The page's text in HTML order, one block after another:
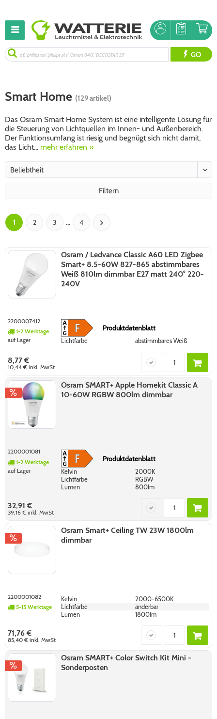
GO
Smart Home (129 artikel)
Das Osram Smart Home System ist eine intelligente Lösung für
die Steuerung von Lichtquellen im Innen- und Außenbereich.
Der Funktionsumfang ist riesig und begnügt sich nicht damit,
das Licht... mehr erfahren »
Filtern
1 2 3 ... 4
Osram / Ledvance Classic A60 LED Zigbee
Smart+ 8.5-60W 827-865 abstimmbares
Weiß 810lm dimmbar E27 matt 240° 220-
240V
2200007412
1-2 Werktage
auf Lager
Produktdatenblatt
Lichtfarbe abstimmbares Weiß
8,77 €
10,44 €inkl. MwSt
Osram SMART+ Apple Homekit Classic A
10-60W RGBW 800lm dimmbar
2200001081
1-2 Werktage
auf Lager
Produktdatenblatt
Kelvin
2000K
Lichtfarbe
RGBW
Lumen
800lm
32,91 €
39,16 €inkl. MwSt
Osram Smart+ Ceiling TW 23W 1800lm
dimmbar
2200001082
5-15 Werktage
Kelvin
2000-6500K
Lichtfarbe
änderbar
Lumen
1800lm
71,76 €
85,40 €inkl. MwSt
Osram SMART+ Color Switch Kit Mini -
Sonderposten